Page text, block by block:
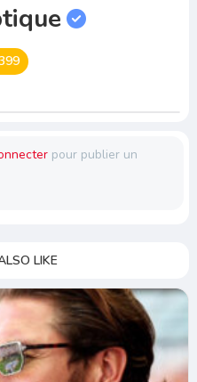
pour publier un
LIKE